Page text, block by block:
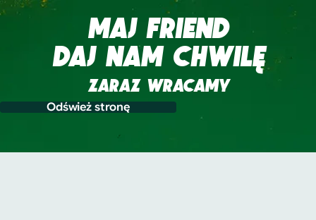
MAJ FRIEND
DAJ NAM CHWILĘ
ZARAZ WRACAMY
Odśwież stronę